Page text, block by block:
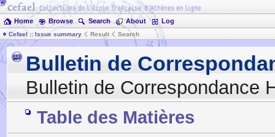
Home Browse Search About Log
Cefael :: Issue summary Result Search
Bulletin de
Bulletin de Correspondance
Table des Matières